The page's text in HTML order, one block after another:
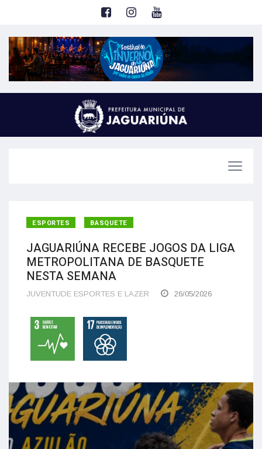
ESPORTES BASQUETE
JAGUARIÚNA RECEBE JOGOS DA LIGA
METROPOLITANA DE BASQUETE
NESTA SEMANA
JUVENTUDE ESPORTES E LAZER 26/05/2026